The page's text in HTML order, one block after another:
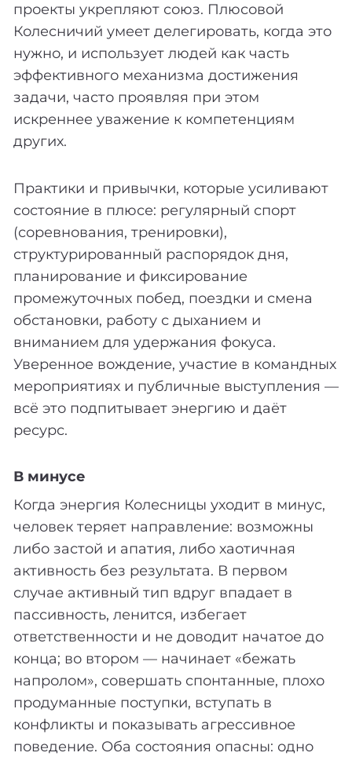
проекты укрепляют союз. Плюсовой
Колесничий умеет делегировать, когда это
нужно, и использует людей как часть
эффективного механизма достижения
задачи, часто проявляя при этом
искреннее уважение к компетенциям
других.
Практики и привычки, которые усиливают
состояние в плюсе: регулярный спорт
(соревнования, тренировки),
структурированный распорядок дня,
планирование и фиксирование
промежуточных побед, поездки и смена
обстановки, работу с дыханием и
вниманием для удержания фокуса.
Уверенное вождение, участие в командных
мероприятиях и публичные выступления —
всё это подпитывает энергию и даёт
ресурс.
В минусе
Когда энергия Колесницы уходит в минус,
человек теряет направление: возможны
либо застой и апатия, либо хаотичная
активность без результата. В первом
случае активный тип вдруг впадает в
пассивность, ленится, избегает
ответственности и не доводит начатое до
конца; во втором — начинает «бежать
напролом», совершать спонтанные, плохо
продуманные поступки, вступать в
конфликты и показывать агрессивное
поведение. Оба состояния опасны: одно